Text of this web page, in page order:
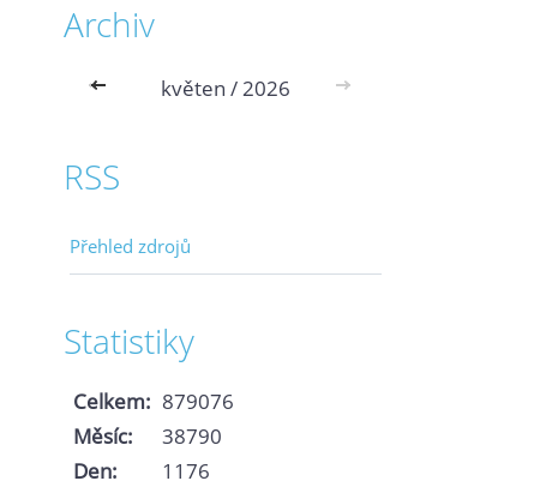
Archiv
<< květen / 2026 >>
RSS
Přehled zdrojů
Statistiky
Celkem: 879076
Měsíc:
38790
Den:
1176